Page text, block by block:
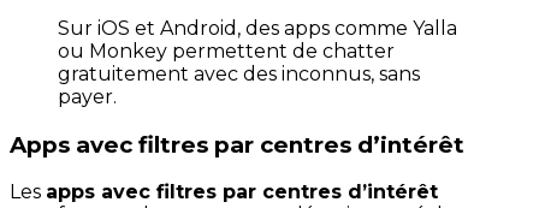
Sur iOS et Android, des apps comme Yalla
ou Monkey permettent de chatter
gratuitement avec des inconnus, sans
payer.
Apps avec filtres par centres d’intérêt
Les apps avec filtres par centres d’intérêt